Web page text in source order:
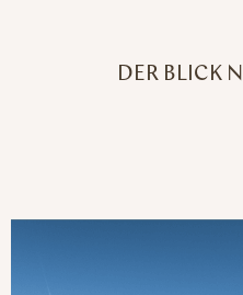
DER BLICK